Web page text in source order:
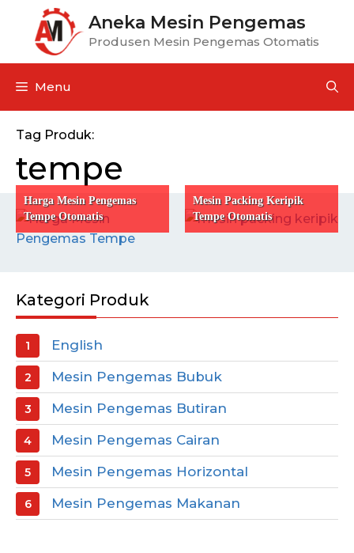
Aneka Mesin Pengemas
Produsen Mesin Pengemas Otomatis
Menu
Tag Produk:
tempe
Harga Mesin Pengemas
Tempe Otomatis
Mesin Packing Keripik
Tempe Otomatis
Kategori Produk
English
Mesin Pengemas Bubuk
Mesin Pengemas Butiran
Mesin Pengemas Cairan
Mesin Pengemas Horizontal
Mesin Pengemas Makanan